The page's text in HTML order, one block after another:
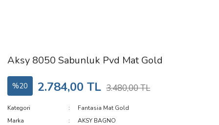
Aksy 8050 Sabunluk Pvd Mat Gold
%20 2.784,00 TL 3.480,00 TL
Kategori
Fantasia Mat Gold
Marka
AKSY BAGNO